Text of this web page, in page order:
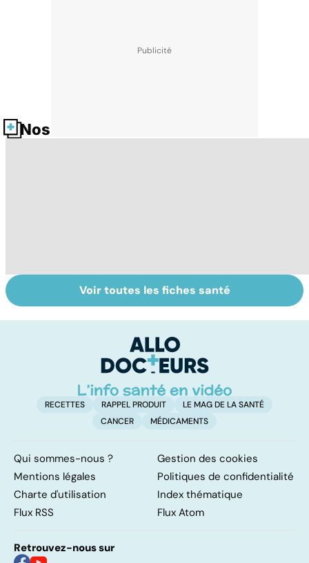
Nos fiches santé
Automne-hiver,
le temps de la
Tout savoir sur
les maux du froid
Voir toutes les fiches santé
RECETTES RAPPEL PRODUIT
LE MAG DE LA SANTÉ
CANCER
MÉDICAMENTS
Qui sommes-nous ?
Gestion des cookies
Mentions légales
Politiques de confidentialité
Charte d'utilisation
Index thématique
Flux RSS
Flux Atom
Retrouvez-nous sur